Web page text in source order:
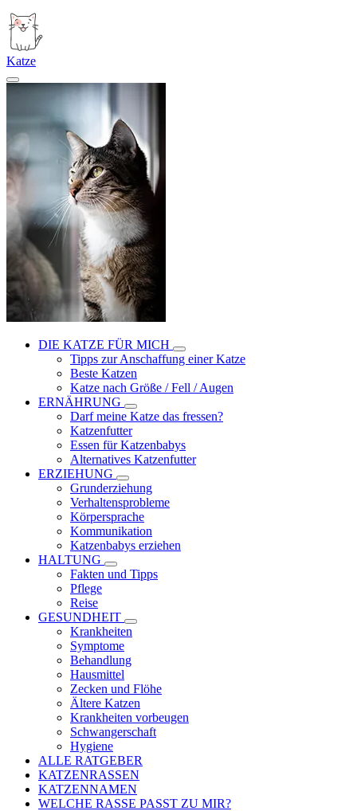
Katze
DIE KATZE FÜR MICH
Tipps zur Anschaffung einer Katze
Beste Katzen
Katze nach Größe / Fell / Augen
ERNÄHRUNG
Darf meine Katze das fressen?
Katzenfutter
Essen für Katzenbabys
Alternatives Katzenfutter
ERZIEHUNG
Grunderziehung
Verhaltensprobleme
Körpersprache
Kommunikation
Katzenbabys erziehen
HALTUNG
Fakten und Tipps
Pflege
Reise
GESUNDHEIT
Krankheiten
Symptome
Behandlung
Hausmittel
Zecken und Flöhe
Ältere Katzen
Krankheiten vorbeugen
Schwangerschaft
Hygiene
ALLE RATGEBER
KATZENRASSEN
KATZENNAMEN
WELCHE RASSE PASST ZU MIR?